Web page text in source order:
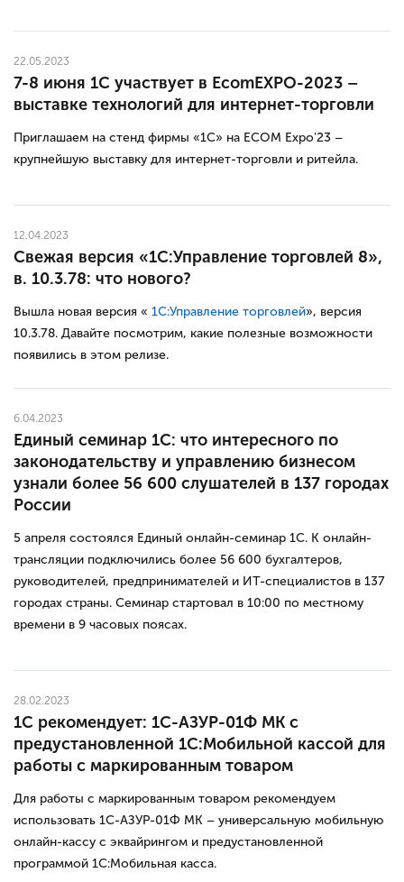
22.05.2023
7-8 июня 1С участвует в EcomEXPO-2023 –
выставке технологий для интернет-торговли
Приглашаем на стенд фирмы «1С» на ECOM Expo'23 –
крупнейшую выставку для интернет-торговли и ритейла.
12.04.2023
Свежая версия «1С:Управление торговлей 8»,
в. 10.3.78: что нового?
Вышла новая версия « 1С:Управление торговлей», версия
10.3.78. Давайте посмотрим, какие полезные возможности
появились в этом релизе.
6.04.2023
Единый семинар 1С: что интересного по
законодательству и управлению бизнесом
узнали более 56 600 слушателей в 137 городах
России
5 апреля состоялся Единый онлайн-семинар 1С. К онлайн-
трансляции подключились более 56 600 бухгалтеров,
руководителей, предпринимателей и ИТ-специалистов в 137
городах страны. Семинар стартовал в 10:00 по местному
времени в 9 часовых поясах.
28.02.2023
1С рекомендует: 1С-АЗУР-01Ф МК с
предустановленной 1С:Мобильной кассой для
работы с маркированным товаром
Для работы с маркированным товаром рекомендуем
использовать 1С-АЗУР-01Ф МК – универсальную мобильную
онлайн-кассу с эквайрингом и предустановленной
программой 1С:Мобильная касса.